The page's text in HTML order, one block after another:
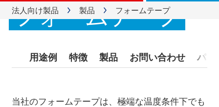
法人向け製品 製品 フォームテープ
フォームテープ
用途例 特徴 製品 お問い合わせ パー
当社のフォームテープは、極端な温度条件下でも